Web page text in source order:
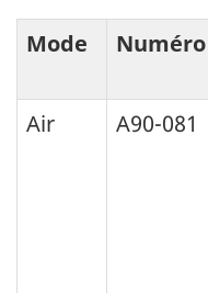
Mode Numéro
Air A90-081